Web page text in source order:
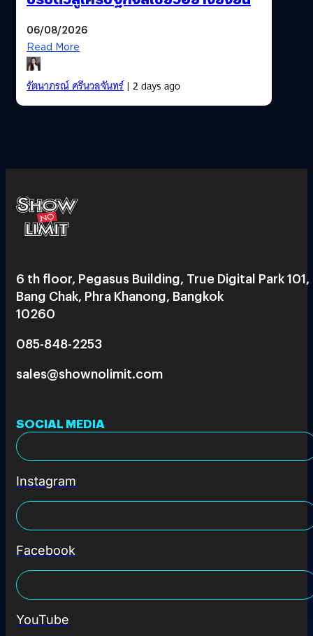
06/08/2026
Read More
รัตนาภรณ์ ศรีนวลจันทร์| 2 days ago
6 th floor, Pegasus Building, True Digital Park 101,
Bang Chak, Phra Khanong, Bangkok
10260
085-848-2253
sales@shownolimit.com
SOCIAL MEDIA
Instagram
Facebook
YouTube